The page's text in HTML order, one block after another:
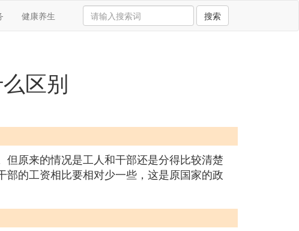
健康养生 搜索
区别
但原来的情况是工人和干部还是分得比较清楚
的工资相比要相对少一些，这是原国家的政